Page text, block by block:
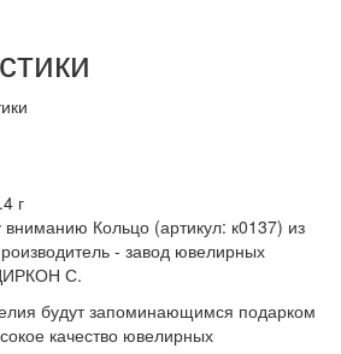
г
Кольцо (артикул: к0137) из
- завод ювелирных
С.
будут запоминающимся подарком
качество ювелирных